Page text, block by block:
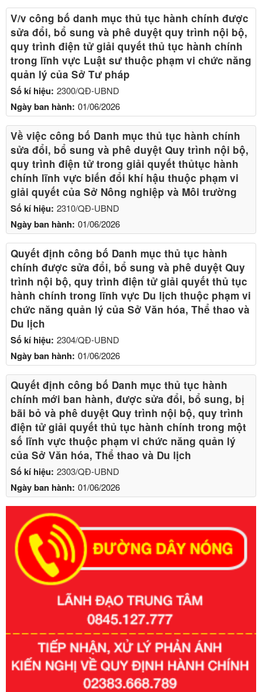
Số kí hiệu: 2300/QĐ-UBND
Ngày ban hành: 01/06/2026
V/v công bố danh mục thủ tục hành chính được
sửa đổi, bổ sung và phê duyệt quy trình nội bộ,
quy trình điện tử giải quyết thủ tục hành chính
trong lĩnh vực Luật sư thuộc phạm vi chức năng
quản lý của Sở Tư pháp
Số kí hiệu: 2310/QĐ-UBND
Ngày ban hành: 01/06/2026
Về việc công bố Danh mục thủ tục hành chính
sửa đổi, bổ sung và phê duyệt Quy trình nội bộ,
quy trình điện tử trong giải quyết thủtục hành
chính lĩnh vực biến đổi khí hậu thuộc phạm vi
giải quyết của Sở Nông nghiệp và Môi trường
Số kí hiệu: 2304/QĐ-UBND
Ngày ban hành: 01/06/2026
Quyết định công bố Danh mục thủ tục hành
chính được sửa đổi, bổ sung và phê duyệt Quy
trình nội bộ, quy trình điện tử giải quyết thủ tục
hành chính trong lĩnh vực Du lịch thuộc phạm vi
chức năng quản lý của Sở Văn hóa, Thể thao và
Du lịch
Số kí hiệu: 2303/QĐ-UBND
Ngày ban hành: 01/06/2026
Quyết định công bố Danh mục thủ tục hành
chính mới ban hành, được sửa đổi, bổ sung, bị
bãi bỏ và phê duyệt Quy trình nội bộ, quy trình
điện tử giải quyết thủ tục hành chính trong một
số lĩnh vực thuộc phạm vi chức năng quản lý
của Sở Văn hóa, Thể thao và Du lịch